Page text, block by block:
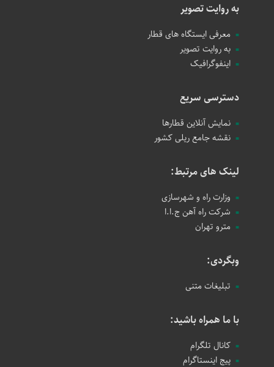
به روایت تصویر
معرفی ایستگاه های قطار
به روایت تصویر
اینفوگرافیک
دسترسی سریع
نمایش آنلاین قطارها
نقشه جامع ریلی کشور
لینک های مرتبط:
وزارت راه و شهرسازی
شرکت راه آهن ج.ا.ا
مترو تهران
وبگردی:
تبلیغات متنی
با ما همراه باشید:
کانال تلگرام
پیج اینستاگرام